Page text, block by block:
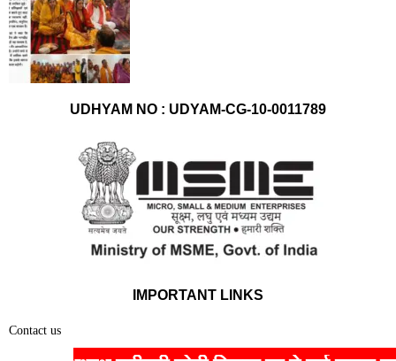
UDHYAM NO : UDYAM-CG-10-0011789
IMPORTANT LINKS
Contact us